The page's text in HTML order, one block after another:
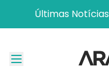
Últimas Notícias